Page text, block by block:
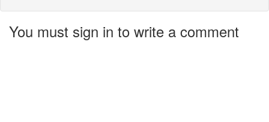
You must sign in to write a comment